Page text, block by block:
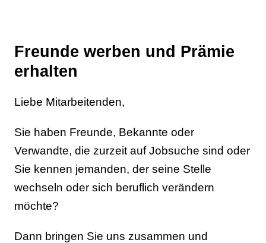
Freunde werben und Prämie
erhalten
Liebe Mitarbeitenden,
Sie haben Freunde, Bekannte oder
Verwandte, die zurzeit auf Jobsuche sind oder
Sie kennen jemanden, der seine Stelle
wechseln oder sich beruflich verändern
möchte?
Dann bringen Sie uns zusammen und